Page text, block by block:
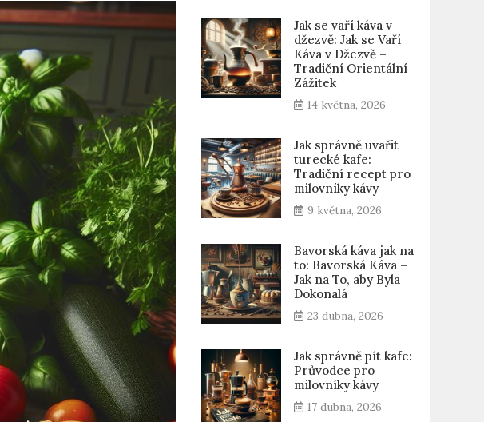
Jak se vaří káva v
džezvě: Jak se Vaří
Káva v Džezvě –
Tradiční Orientální
Zážitek
14 května, 2026
Jak správně uvařit
turecké kafe:
Tradiční recept pro
milovníky kávy
9 května, 2026
Bavorská káva jak na
to: Bavorská Káva –
Jak na To, aby Byla
Dokonalá
23 dubna, 2026
Jak správně pít kafe:
Průvodce pro
milovníky kávy
17 dubna, 2026